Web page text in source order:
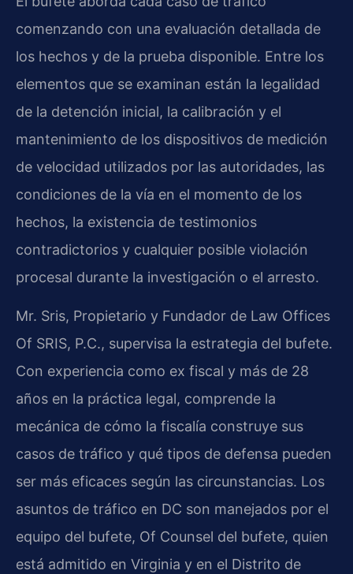
comenzando con una evaluación detallada de
los hechos y de la prueba disponible. Entre los
elementos que se examinan están la legalidad
de la detención inicial, la calibración y el
mantenimiento de los dispositivos de medición
de velocidad utilizados por las autoridades, las
condiciones de la vía en el momento de los
hechos, la existencia de testimonios
contradictorios y cualquier posible violación
procesal durante la investigación o el arresto.
Mr. Sris, Propietario y Fundador de Law Offices
Of SRIS, P.C., supervisa la estrategia del bufete.
Con experiencia como ex fiscal y más de 28
años en la práctica legal, comprende la
mecánica de cómo la fiscalía construye sus
casos de tráfico y qué tipos de defensa pueden
ser más eficaces según las circunstancias. Los
asuntos de tráfico en DC son manejados por el
equipo del bufete, Of Counsel del bufete, quien
está admitido en Virginia y en el Distrito de